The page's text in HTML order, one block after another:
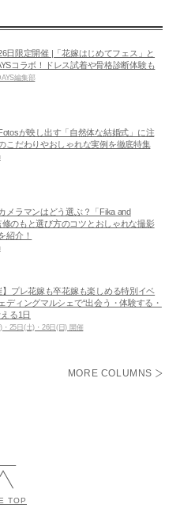
日限定開催 |「花嫁はじめてフェス」と
コラボ！ドレス試着や骨格診断体験も
編集部
が映し出す「自然体な結婚式」に注
こだわりやおしゃれな実例を徹底特集
メラマンはどう選ぶ？「Fika and
修のもと選び方のコツとおしゃれな撮影
紹介！
】プレ花嫁も卒花嫁も楽しめる特別イベ
ディングマルシェで“出会う・体験する・
る1日
・25日(土)・26日(日) 開催
MORE COLUMNS
TOP